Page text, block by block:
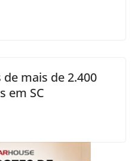
mais de 2.400
em SC